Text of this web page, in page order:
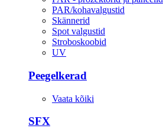
PAR/kohavalgustid
Skännerid
Spot valgustid
Stroboskoobid
UV
Peegelkerad
Vaata kõiki
SFX